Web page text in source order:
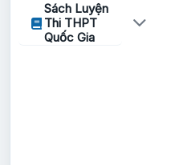
Sách Luyện
Thi THPT
Quốc Gia